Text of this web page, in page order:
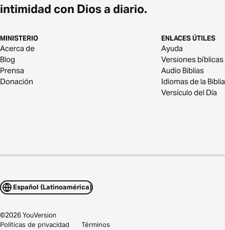
intimidad con Dios a diario.
MINISTERIO
Acerca de
Blog
Prensa
Donación
ENLACES ÚTILES
Ayuda
Versiones bíblicas
Audio Biblias
Idiomas de la Biblia
Versículo del Día
Español (Latinoamérica)
©2026YouVersion
Políticas de privacidad
Términos